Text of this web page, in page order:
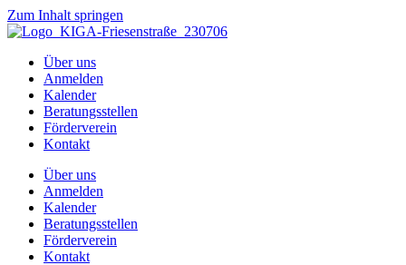
Zum Inhalt springen
Über uns
Anmelden
Kalender
Beratungsstellen
Förderverein
Kontakt
Über uns
Anmelden
Kalender
Beratungsstellen
Förderverein
Kontakt